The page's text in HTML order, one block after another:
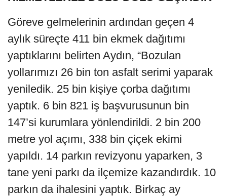
Göreve gelmelerinin ardından geçen 4
aylık süreçte 411 bin ekmek dağıtımı
yaptıklarını belirten Aydın, “Bozulan
yollarımızı 26 bin ton asfalt serimi yaparak
yeniledik. 25 bin kişiye çorba dağıtımı
yaptık. 6 bin 821 iş başvurusunun bin
147’si kurumlara yönlendirildi. 2 bin 200
metre yol açımı, 338 bin çiçek ekimi
yapıldı. 14 parkın revizyonu yaparken, 3
tane yeni parkı da ilçemize kazandırdık. 10
parkın da ihalesini yaptık. Birkaç ay